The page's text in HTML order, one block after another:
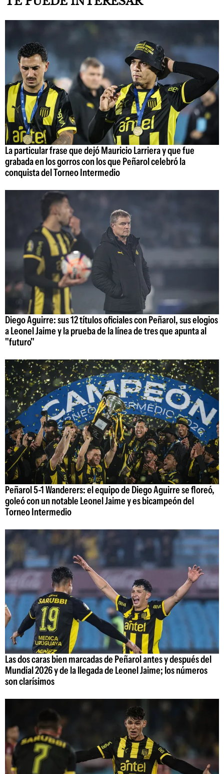
La particular frase que dejó Mauricio Larriera y que fue
grabada en los gorros con los que Peñarol celebró la
conquista del Torneo Intermedio
Diego Aguirre: sus 12 títulos oficiales con Peñarol, sus elogios
a Leonel Jaime y la prueba de la línea de tres que apunta al
"futuro"
Peñarol 5-1 Wanderers: el equipo de Diego Aguirre se floreó,
goleó con un notable Leonel Jaime y es bicampeón del
Torneo Intermedio
Las dos caras bien marcadas de Peñarol antes y después del
Mundial 2026 y de la llegada de Leonel Jaime; los números
son clarísimos